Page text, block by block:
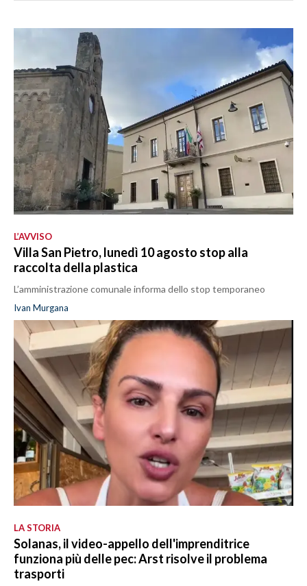
L’AVVISO
Villa San Pietro, lunedì 10 agosto stop alla
raccolta della plastica
L’amministrazione comunale informa dello stop temporaneo
Ivan Murgana
LA STORIA
Solanas, il video-appello dell'imprenditrice
funziona più delle pec: Arst risolve il problema
trasporti